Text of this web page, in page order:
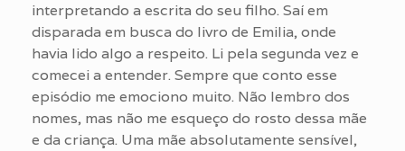
interpretando a escrita do seu filho. Saí em
disparada em busca do livro de Emilia, onde
havia lido algo a respeito. Li pela segunda vez e
comecei a entender. Sempre que conto esse
episódio me emociono muito. Não lembro dos
nomes, mas não me esqueço do rosto dessa mãe
e da criança. Uma mãe absolutamente sensível,